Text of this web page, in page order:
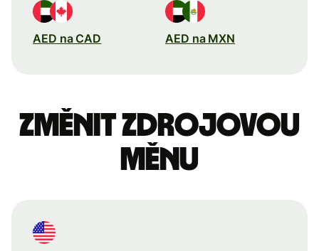
AED na CAD AED na MXN
Změnit zdrojovou
měnu